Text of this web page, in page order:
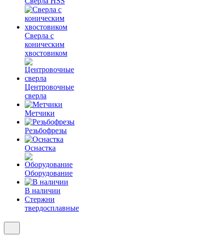
Сверла с
коническим
хвостовиком
Центровочные
сверла
Метчики
Резьбофрезы
Оснастка
Оборудование
В наличии
Стержни
твердосплавные